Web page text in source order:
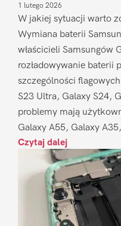
1 lutego 2026
W jakiej sytuacji warto
Wymiana baterii
właścicieli Samsungów
rozładowywanie baterii
szczególności
S23 Ultra, Galaxy S24,
problemy mają
Galaxy A55, Galaxy
Czytaj dalej